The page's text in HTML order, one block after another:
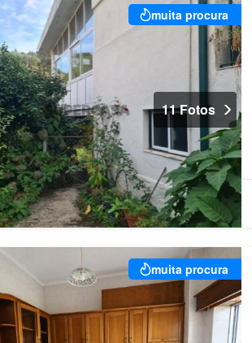
muita procura
11 Fotos
muita procura